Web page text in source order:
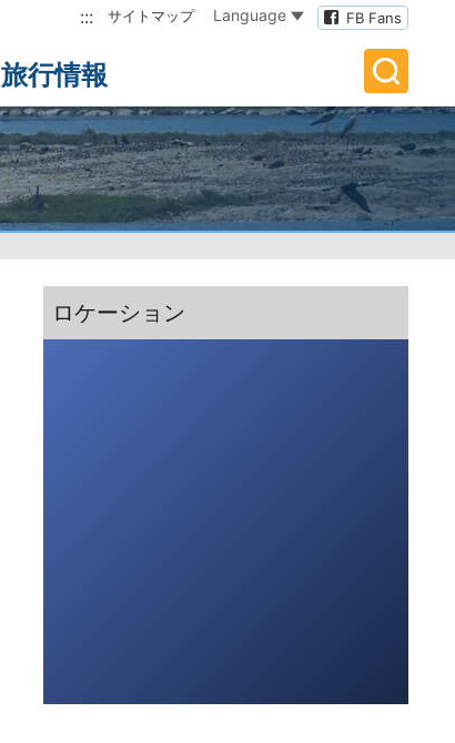
::: サイトマップ Language FB Fans
旅行情報
ロケーション